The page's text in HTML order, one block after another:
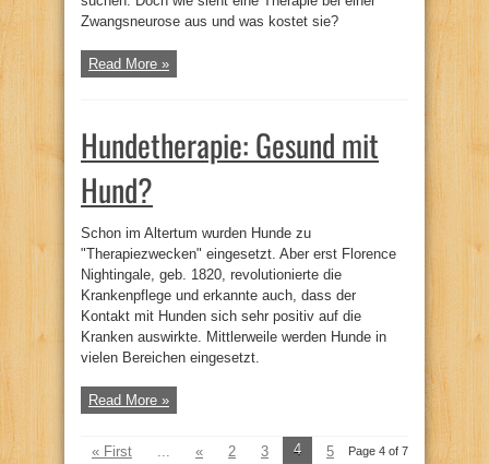
Zwangsneurose aus und was kostet sie?
Read More »
Hundetherapie: Gesund mit
Hund?
Schon im Altertum wurden Hunde zu
"Therapiezwecken" eingesetzt. Aber erst Florence
Nightingale, geb. 1820, revolutionierte die
Krankenpflege und erkannte auch, dass der
Kontakt mit Hunden sich sehr positiv auf die
Kranken auswirkte. Mittlerweile werden Hunde in
vielen Bereichen eingesetzt.
Read More »
Page 4 of 7
« First « 2 3 4
5